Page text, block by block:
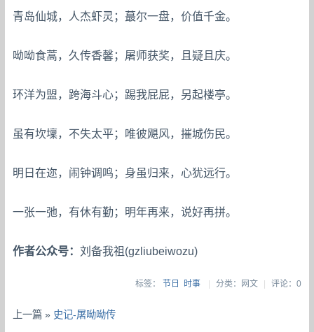
青岛仙城，人杰虾灵；蕞尔一盘，价值千金。
呦呦食蒿，久传香馨；屠师获奖，且疑且庆。
环洋为盟，跨海斗心；踢我屁屁，另起楼亭。
虽有坎壈，不失太平；唯彼飓风，摧城伤民。
明日在迩，闹钟调鸣；身虽归来，心犹远行。
一张一弛，有休有勤；明年再来，说好再拼。
作者公众号：刘备我祖(gzliubeiwozu)
标签： 节日 时事 | 分类：网文| 评论：0
上一篇 » 史记-屠呦呦传